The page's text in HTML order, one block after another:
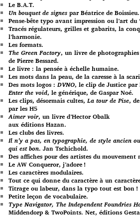
Le B.A.T.
Un bouquet de signes par Béatrice de Boissieu.
Pense-bête typo avant impression ou l’art
Tracés régulateurs, grilles et gabarits, la
l’harmonie.
Les formats.
The Green Factory, un livre de photographies
de Pierre Bessard.
Le livre : la pensée à échelle humaine.
Les mots dans la peau, de la caresse à la
Des mots logos :DVNO, le clip de Justice
Enter the void, le générique, de Gaspar Noé.
Les clips, désormais cultes,La tour de Pise,
par les H5
Aimer voir, un livre d’Hector Obalk
aux éditions Hazan.
Les clubs des livres.
Il n’y a pas, en typographie, de style ancien
qui est bon. Jan Tschichold.
Des affiches pour des artistes du mouvement
Le AW Conqueror, j’adore !
Les caractères modulaires.
Tout ce qui donne du caractère à un
Titrage ou labeur, dans la typo tout est bon !
Petite leçon de vocabulaire.
Type Navigator, The Independent Foundries
Middendorp & TwoPoints. Net, éditions